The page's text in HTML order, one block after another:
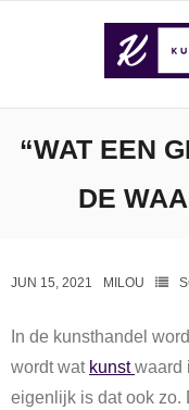
“WAT EEN
DE
JUN 15, 2021 MILOU
In de kunsthandel
wordt wat kunstwaard
eigenlijk is dat ook zo.